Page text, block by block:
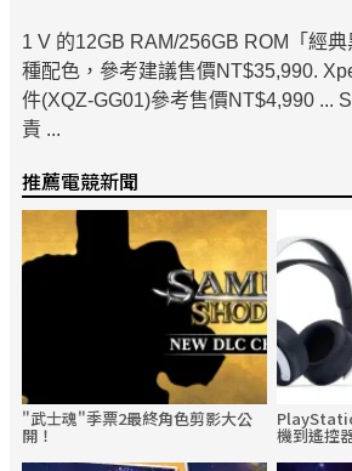
1 V 的12GB RAM/256GB ROM「經
種配色，參考建議售價NT$35,990.
件(XQZ-GG01)參考售價NT$4,990 ...
責 ...
推薦電競新聞
"武士魂"季票2最終角色剪影大公
開！ 機到遙控